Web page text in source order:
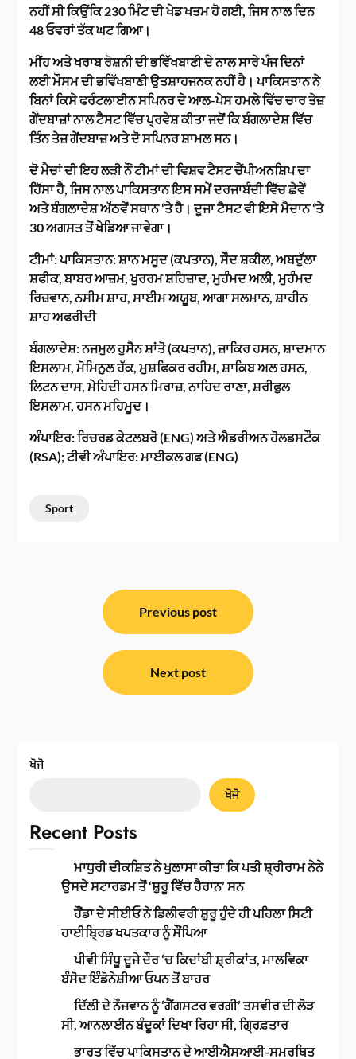
ਨਹੀਂ ਸੀ ਕਿਉਂਕਿ 230 ਮਿੰਟ ਦੀ ਖੇਡ ਖਤਮ ਹੋ ਗਈ, ਜਿਸ ਨਾਲ ਦਿਨ
48 ਓਵਰਾਂ ਤੱਕ ਘਟ ਗਿਆ।
ਮੀਂਹ ਅਤੇ ਖਰਾਬ ਰੋਸ਼ਨੀ ਦੀ ਭਵਿੱਖਬਾਣੀ ਦੇ ਨਾਲ ਸਾਰੇ ਪੰਜ ਦਿਨਾਂ
ਲਈ ਮੌਸਮ ਦੀ ਭਵਿੱਖਬਾਣੀ ਉਤਸ਼ਾਹਜਨਕ ਨਹੀਂ ਹੈ। ਪਾਕਿਸਤਾਨ ਨੇ
ਬਿਨਾਂ ਕਿਸੇ ਫਰੰਟਲਾਈਨ ਸਪਿਨਰ ਦੇ ਆਲ-ਪੇਸ ਹਮਲੇ ਵਿੱਚ ਚਾਰ ਤੇਜ਼
ਗੇਂਦਬਾਜ਼ਾਂ ਨਾਲ ਟੈਸਟ ਵਿੱਚ ਪ੍ਰਵੇਸ਼ ਕੀਤਾ ਜਦੋਂ ਕਿ ਬੰਗਲਾਦੇਸ਼ ਵਿੱਚ
ਤਿੰਨ ਤੇਜ਼ ਗੇਂਦਬਾਜ਼ ਅਤੇ ਦੋ ਸਪਿਨਰ ਸ਼ਾਮਲ ਸਨ।
ਦੋ ਮੈਚਾਂ ਦੀ ਇਹ ਲੜੀ ਨੌਂ ਟੀਮਾਂ ਦੀ ਵਿਸ਼ਵ ਟੈਸਟ ਚੈਂਪੀਅਨਸ਼ਿਪ ਦਾ
ਹਿੱਸਾ ਹੈ, ਜਿਸ ਨਾਲ ਪਾਕਿਸਤਾਨ ਇਸ ਸਮੇਂ ਦਰਜਾਬੰਦੀ ਵਿੱਚ ਛੇਵੇਂ
ਅਤੇ ਬੰਗਲਾਦੇਸ਼ ਅੱਠਵੇਂ ਸਥਾਨ ‘ਤੇ ਹੈ। ਦੂਜਾ ਟੈਸਟ ਵੀ ਇਸੇ ਮੈਦਾਨ ‘ਤੇ
30 ਅਗਸਤ ਤੋਂ ਖੇਡਿਆ ਜਾਵੇਗਾ।
ਟੀਮਾਂ: ਪਾਕਿਸਤਾਨ: ਸ਼ਾਨ ਮਸੂਦ (ਕਪਤਾਨ), ਸੌਦ ਸ਼ਕੀਲ, ਅਬਦੁੱਲਾ
ਸ਼ਫੀਕ, ਬਾਬਰ ਆਜ਼ਮ, ਖੁਰਰਮ ਸ਼ਹਿਜ਼ਾਦ, ਮੁਹੰਮਦ ਅਲੀ, ਮੁਹੰਮਦ
ਰਿਜ਼ਵਾਨ, ਨਸੀਮ ਸ਼ਾਹ, ਸਾਈਮ ਅਯੂਬ, ਆਗਾ ਸਲਮਾਨ, ਸ਼ਾਹੀਨ
ਸ਼ਾਹ ਅਫਰੀਦੀ
ਬੰਗਲਾਦੇਸ਼: ਨਜਮੁਲ ਹੁਸੈਨ ਸ਼ਾਂਤੋ (ਕਪਤਾਨ), ਜ਼ਾਕਿਰ ਹਸਨ, ਸ਼ਾਦਮਾਨ
ਇਸਲਾਮ, ਮੋਮਿਨੁਲ ਹੱਕ, ਮੁਸ਼ਫਿਕਰ ਰਹੀਮ, ਸ਼ਾਕਿਬ ਅਲ ਹਸਨ,
ਲਿਟਨ ਦਾਸ, ਮੇਹਿਦੀ ਹਸਨ ਮਿਰਾਜ਼, ਨਾਹਿਦ ਰਾਣਾ, ਸ਼ਰੀਫੁਲ
ਇਸਲਾਮ, ਹਸਨ ਮਹਿਮੂਦ।
ਅੰਪਾਇਰ: ਰਿਚਰਡ ਕੇਟਲਬਰੋ (ENG) ਅਤੇ ਐਡਰੀਅਨ ਹੋਲਡਸਟੌਕ
(RSA); ਟੀਵੀ ਅੰਪਾਇਰ: ਮਾਈਕਲ ਗਫ (ENG)
Sport
Previous post
Next post
ਖੋਜੋ
ਖੋਜੋ
Recent Posts
ਮਾਧੁਰੀ ਦੀਕਸ਼ਿਤ ਨੇ ਖੁਲਾਸਾ ਕੀਤਾ ਕਿ ਪਤੀ ਸ਼੍ਰੀਰਾਮ ਨੇਨੇ
ਉਸਦੇ ਸਟਾਰਡਮ ਤੋਂ ‘ਸ਼ੁਰੂ ਵਿੱਚ ਹੈਰਾਨ’ ਸਨ
ਹੌਂਡਾ ਦੇ ਸੀਈਓ ਨੇ ਡਿਲੀਵਰੀ ਸ਼ੁਰੂ ਹੁੰਦੇ ਹੀ ਪਹਿਲਾ ਸਿਟੀ
ਹਾਈਬ੍ਰਿਡ ਖਪਤਕਾਰ ਨੂੰ ਸੌਂਪਿਆ
ਪੀਵੀ ਸਿੰਧੂ ਦੂਜੇ ਦੌਰ ‘ਚ ਕਿਦਾਂਬੀ ਸ਼੍ਰੀਕਾਂਤ, ਮਾਲਵਿਕਾ
ਬੰਸੋਦ ਇੰਡੋਨੇਸ਼ੀਆ ਓਪਨ ਤੋਂ ਬਾਹਰ
ਦਿੱਲੀ ਦੇ ਨੌਜਵਾਨ ਨੂੰ ‘ਗੈਂਗਸਟਰ ਵਰਗੀ’ ਤਸਵੀਰ ਦੀ ਲੋੜ
ਸੀ, ਆਨਲਾਈਨ ਬੰਦੂਕਾਂ ਦਿਖਾ ਰਿਹਾ ਸੀ, ਗ੍ਰਿਫ਼ਤਾਰ
ਭਾਰਤ ਵਿੱਚ ਪਾਕਿਸਤਾਨ ਦੇ ਆਈਐਸਆਈ-ਸਮਰਥਿਤ